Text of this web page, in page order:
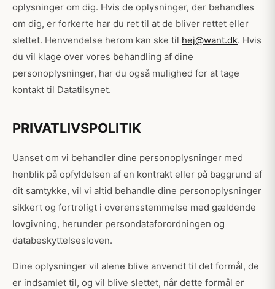
oplysninger om dig. Hvis de oplysninger, der behandles
om dig, er forkerte har du ret til at de bliver rettet eller
slettet. Henvendelse herom kan ske til hej@want.dk. Hvis
du vil klage over vores behandling af dine
personoplysninger, har du også mulighed for at tage
kontakt til Datatilsynet.
PRIVATLIVSPOLITIK
Uanset om vi behandler dine personoplysninger med
henblik på opfyldelsen af en kontrakt eller på baggrund af
dit samtykke, vil vi altid behandle dine personoplysninger
sikkert og fortroligt i overensstemmelse med gældende
lovgivning, herunder persondataforordningen og
databeskyttelsesloven.
Dine oplysninger vil alene blive anvendt til det formål, de
er indsamlet til, og vil blive slettet, når dette formål er